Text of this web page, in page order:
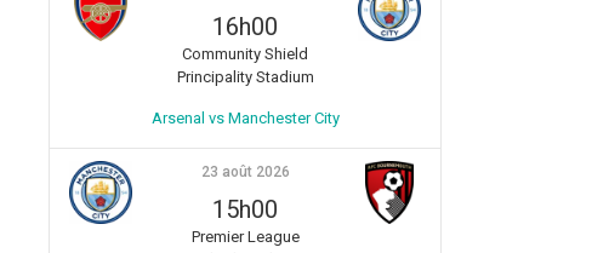
16h00
Community Shield
Principality Stadium
Arsenal vs Manchester City
23 août 2026
15h00
Premier League